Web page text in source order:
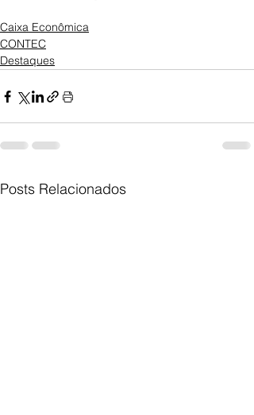
Caixa Econômica
CONTEC
Destaques
Posts Relacionados